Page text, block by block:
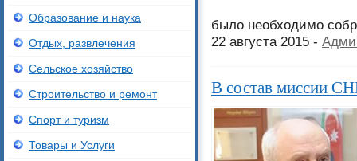
было необходимо
22 августа 2015 -
В состав миссии
Образование и наука
Отдых, развлечения
Сельское хозяйство
Строительство и ремонт
Спорт и туризм
Товары и Услуги